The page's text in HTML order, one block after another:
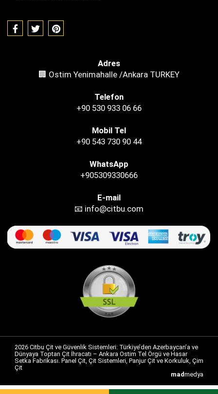
Adres
🏢 Ostim Yenimahalle /Ankara TURKEY
Telefon
+90 530 933 06 66
Mobil Tel
+90 543 730 90 44
WhatsApp
+905309330666
E-mail
📧 info@citbu.com
2026 Citbu Çit ve Güvenlik Sistemleri: Türkiye’den Azerbaycan’a ve
Dünyaya Toptan Çit İhracatı – Ankara Ostim Tel Örgü ve Hasar
Setka Fabrikası. Panel Çit, Çit Sistemleri, Panjur Çit ve Korkuluk, Çim
Çit
madmedya